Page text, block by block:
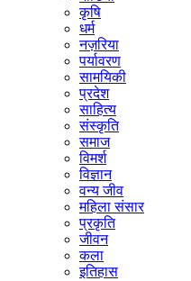
कृषि
धर्म
नज़रिया
पर्यावरण
सामयिकी
प्रदेश
साहित्य
संस्कृति
समाज
विमर्श
विज्ञान
वन्य जीव
महिला संसार
प्रकृति
जीवन
कला
इतिहास